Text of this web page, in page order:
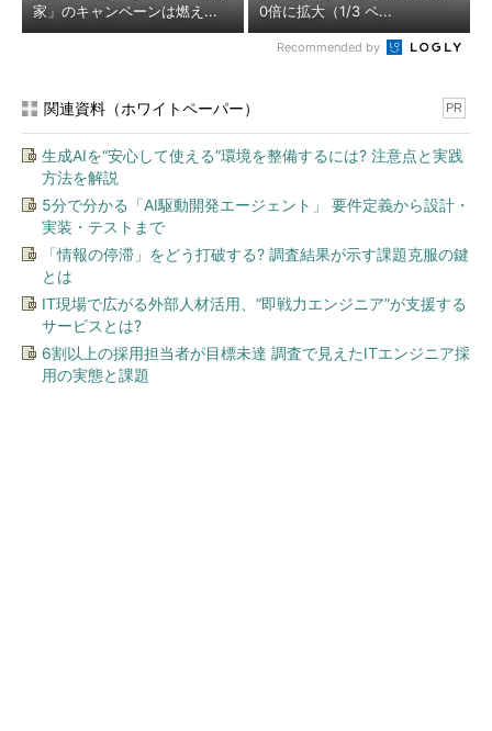
家」のキャンペーンは燃え...
0倍に拡大（1/3 ペ...
Recommended by
関連資料（ホワイトペーパー） PR
生成AIを“安心して使える”環境を整備するには? 注意点と実践
方法を解説
5分で分かる「AI駆動開発エージェント」 要件定義から設計・
実装・テストまで
「情報の停滞」をどう打破する? 調査結果が示す課題克服の鍵
とは
IT現場で広がる外部人材活用、“即戦力エンジニア”が支援する
サービスとは?
6割以上の採用担当者が目標未達 調査で見えたITエンジニア採
用の実態と課題